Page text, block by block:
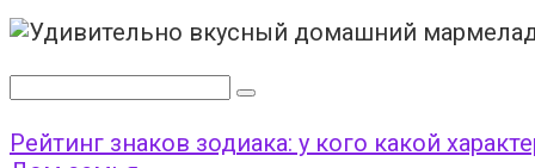
Поиск:
Рейтинг знаков зодиака: у кого какой